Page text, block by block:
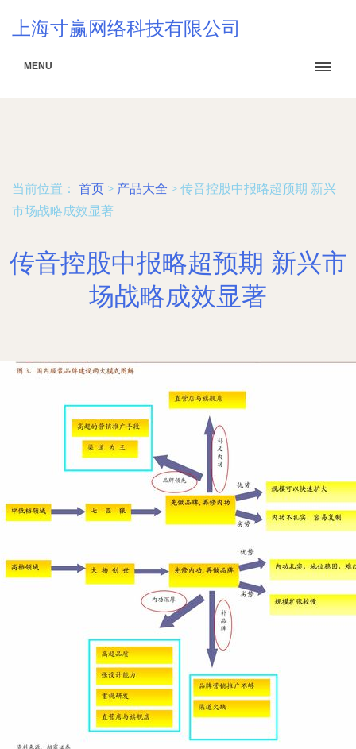
上海寸赢网络科技有限公司
MENU
当前位置： 首页 > 产品大全 > 传音控股中报略超预期 新兴
市场战略成效显著
传音控股中报略超预期 新兴市
场战略成效显著